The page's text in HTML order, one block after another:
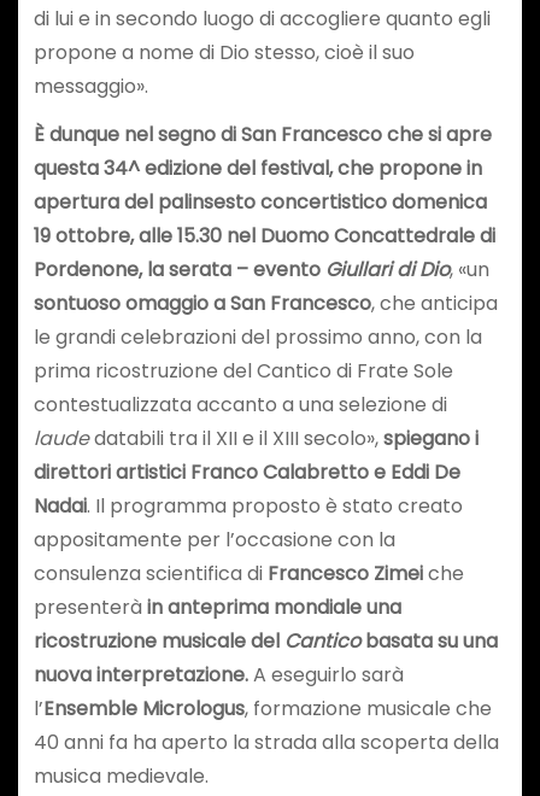
di lui e in secondo luogo di accogliere quanto egli
propone a nome di Dio stesso, cioè il suo
messaggio».
È dunque nel segno di San Francesco che si apre
questa 34^ edizione del festival, che propone in
apertura del palinsesto concertistico domenica
19 ottobre, alle 15.30 nel Duomo Concattedrale di
Pordenone, la serata – evento Giullari di Dio, «un
sontuoso omaggio a San Francesco, che anticipa
le grandi celebrazioni del prossimo anno, con la
prima ricostruzione del Cantico di Frate Sole
contestualizzata accanto a una selezione di
laudedatabili tra il XII e il XIII secolo»,spiegano i
direttori artistici Franco Calabretto e Eddi De
Nadai. Il programma proposto è stato creato
appositamente per l’occasione con la
consulenza scientifica di Francesco Zimeiche
presenterà in anteprima mondiale una
ricostruzione musicale del Canticobasata su una
nuova interpretazione.A eseguirlo sarà
l’Ensemble Micrologus, formazione musicale che
40 anni fa ha aperto la strada alla scoperta della
musica medievale.